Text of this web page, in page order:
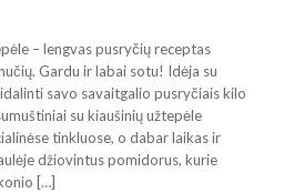
– lengvas pusryčių receptas
Gardu ir labai sotu! Idėja su
savo savaitgalio pusryčiais kilo
su kiaušinių užtepėle
tinkluose, o dabar laikas ir
džiovintus pomidorus, kurie
[…]